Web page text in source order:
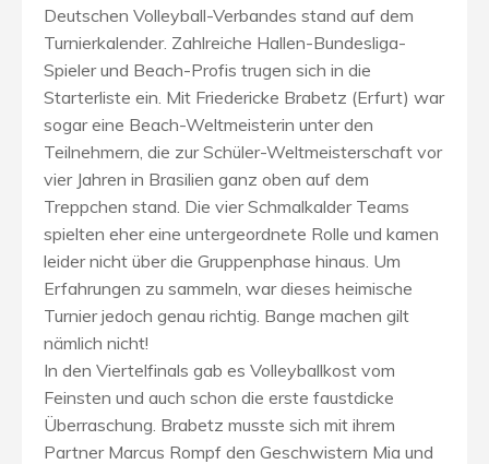
Deutschen Volleyball-Verbandes stand auf dem
Turnierkalender. Zahlreiche Hallen-Bundesliga-
Spieler und Beach-Profis trugen sich in die
Starterliste ein. Mit Friedericke Brabetz (Erfurt) war
sogar eine Beach-Weltmeisterin unter den
Teilnehmern, die zur Schüler-Weltmeisterschaft vor
vier Jahren in Brasilien ganz oben auf dem
Treppchen stand. Die vier Schmalkalder Teams
spielten eher eine untergeordnete Rolle und kamen
leider nicht über die Gruppenphase hinaus. Um
Erfahrungen zu sammeln, war dieses heimische
Turnier jedoch genau richtig. Bange machen gilt
nämlich nicht!
In den Viertelfinals gab es Volleyballkost vom
Feinsten und auch schon die erste faustdicke
Überraschung. Brabetz musste sich mit ihrem
Partner Marcus Rompf den Geschwistern Mia und